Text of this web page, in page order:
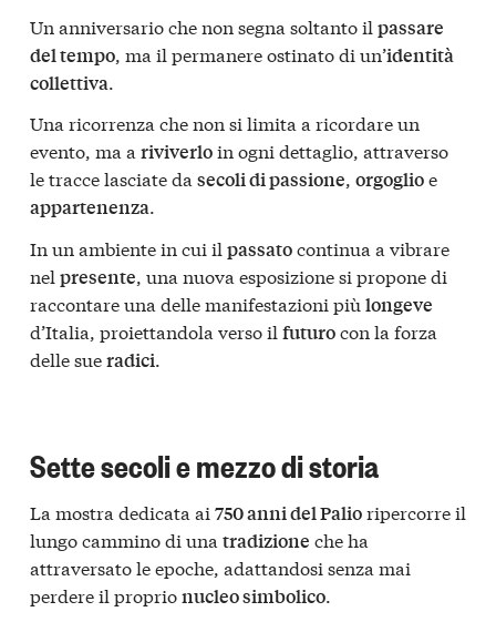
Un anniversario che non segna soltanto il passare
del tempo, ma il permanere ostinato di un’identità
collettiva.
Una ricorrenza che non si limita a ricordare un
evento, ma a riviverloin ogni dettaglio, attraverso
le tracce lasciate da secoli di passione, orgoglioe
appartenenza.
In un ambiente in cui il passatocontinua a vibrare
nel presente, una nuova esposizione si propone di
raccontare una delle manifestazioni più longeve
d’Italia, proiettandola verso il futurocon la forza
delle sueradici.
Sette secoli e mezzo di storia
La mostra dedicata ai 750 anni del Palioripercorre il
lungo cammino di una tradizione che ha
attraversato le epoche, adattandosi senza mai
perdere il proprionucleo simbolico.